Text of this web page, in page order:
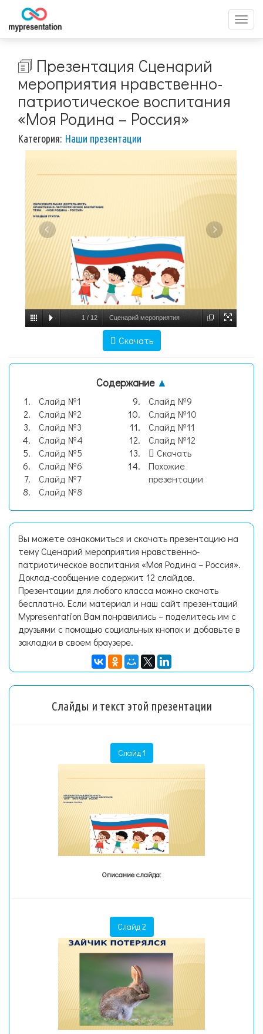
меню
🗊 Презентация Сценарий
мероприятия нравственно-
патриотическое воспитания
«Моя Родина – Россия»
Категория: Наши презентации
1 / 12 Сценарий мероприятия
«Моя Родина – Россия», слайд №1
Скачать
Содержание ▲
Слайд №1
Слайд №2
Слайд №3
Слайд №4
Слайд №5
Слайд №6
Слайд №7
Слайд №8
Слайд №9
Слайд №10
Слайд №11
Слайд №12
Скачать
Похожие
презентации
Вы можете ознакомиться и скачать презентацию на
тему Сценарий мероприятия нравственно-
патриотическое воспитания «Моя Родина – Россия».
Доклад-сообщение содержит 12 слайдов.
Презентации для любого класса можно скачать
бесплатно. Если материал и наш сайт презентаций
Mypresentation Вам понравились – поделитесь им с
друзьями с помощью социальных кнопок и добавьте в
закладки в своем браузере.
Слайды и текст этой презентации
Слайд 1
Описание слайда:
Слайд 2